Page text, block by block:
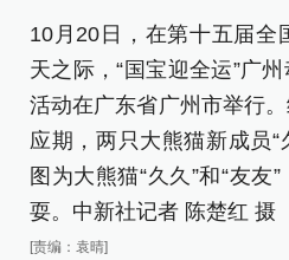
10月20日，在第十五届全
天之际，“国宝迎全运”广
活动在广东省广州市举行
应期，两只大熊猫新成员“
图为大熊猫“久久”和“友友
耍。中新社记者 陈楚红 摄
[责编：袁晴]